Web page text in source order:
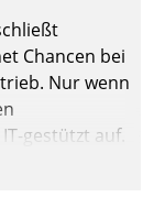
Chancen bei
Nur wenn
gestützt auf.